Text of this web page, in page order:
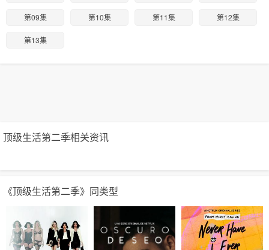
第09集 第10集 第11集 第12集
第13集
顶级生活第二季相关资讯
《顶级生活第二季》同类型